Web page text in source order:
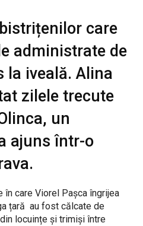
care
administrate de
la iveală. Alina
zilele trecute
un
ajuns într-o
în care Viorel Pașca îngrijea
țară au fost călcate de
locuințe și trimiși între